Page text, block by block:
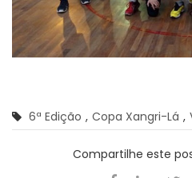
6ª Edição , Copa Xangri-Lá ,
Compartilhe este